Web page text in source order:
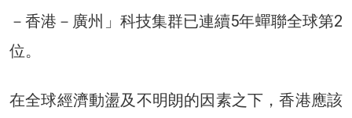
－香港－廣州」科技集群已連續5年蟬聯全球第2
位。
在全球經濟動盪及不明朗的因素之下，香港應該